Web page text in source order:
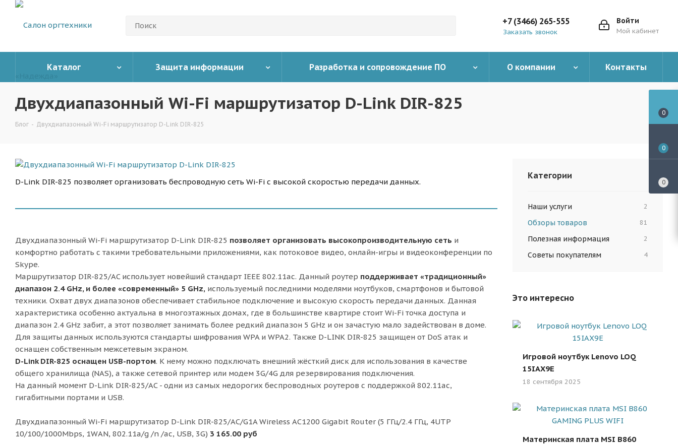
Войти
Мой кабинет
+7 (3466) 265-555
Заказать звонок
Каталог Защита информации Разработка и сопровождение ПО О компании Контакты
Двухдиапазонный Wi-Fi маршрутизатор D-Link DIR-825
Блог - Двухдиапазонный Wi-Fi маршрутизатор D-Link DIR-825
D-Link DIR-825 позволяет организовать беспроводную сеть Wi-Fi с высокой скоростью передачи данных.
Двухдиапазонный Wi-Fi маршрутизатор D-Link DIR-825 позволяет организовать высокопроизводительную сеть и
комфортно работать с такими требовательными приложениями, как потоковое видео, онлайн-игры и видеоконференции по
Skype.
Маршрутизатор DIR-825/AC использует новейший стандарт IEEE 802.11ac. Данный роутер поддерживает «традиционный»
диапазон 2.4 GHz, и более «современный» 5 GHz, используемый последними моделями ноутбуков, смартфонов и бытовой
техники. Охват двух диапазонов обеспечивает стабильное подключение и высокую скорость передачи данных. Данная
характеристика особенно актуальна в многоэтажных домах, где в большинстве квартире стоит Wi-Fi точка доступа и
диапазон 2.4 GHz забит, а этот позволяет занимать более редкий диапазон 5 GHz и он зачастую мало задействован в доме.
Для защиты данных используются стандарты шифрования WPA и WPA2. Также D-LINK DIR-825 защищен от DoS атак и
оснащен собственным межсетевым экраном.
D-Link DIR-825 оснащен USB-портом. К нему можно подключать внешний жёсткий диск для использования в качестве
общего хранилища (NAS), а также сетевой принтер или модем 3G/4G для резервирования подключения.
На данный момент D-Link DIR-825/AC - одни из самых недорогих беспроводных роутеров с поддержкой 802.11ac,
гигабитными портами и USB.
Двухдиапазонный Wi-Fi маршрутизатор D-Link DIR-825/AC/G1A Wireless AC1200 Gigabit Router (5 ГГц/2.4 ГГц, 4UTP
10/100/1000Mbps, 1WAN, 802.11a/g /n /ac, USB, 3G) 3 165.00 руб
Категории
Наши услуги 2
Обзоры товаров 81
Полезная информация 2
Советы покупателям 4
Это интересно
Игровой ноутбук Lenovo LOQ
15IAX9E
18 сентября 2025
Материнская плата MSI B860
0
0
0